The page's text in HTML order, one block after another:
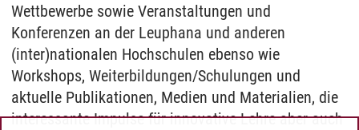
Wettbewerbe sowie Veranstaltungen und
Konferenzen an der Leuphana und anderen
(inter)nationalen Hochschulen ebenso wie
Workshops, Weiterbildungen/Schulungen und
aktuelle Publikationen, Medien und Materialien, die
interessante Impulse für innovative Lehre aber auch